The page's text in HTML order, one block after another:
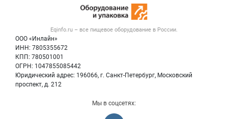
Eqinfo.ru – все пищевое оборудование в России.
ООО «Инлайн»
ИНН: 7805355672
КПП: 780501001
ОГРН: 1047855085442
Юридический адрес: 196066, г. Санкт-Петербург, Московский
проспект, д. 212
Публичная оферта
Контактная информация
Политика обработки персональных данных
Вакансии
Оборудование для пищепрома
Тара и упаковка
Б/у оборудование
Мы в соцсетях: